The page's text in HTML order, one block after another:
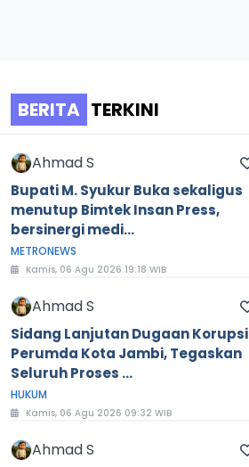
BERITA TERKINI
Ahmad S
Bupati M. Syukur Buka sekaligus
menutup Bimtek Insan Press,
bersinergi medi...
METRONEWS
Kamis, 06 Agu 2026 19:18 WIB
Ahmad S
Sidang Lanjutan Dugaan Korupsi
Perumda Kota Jambi, Tegaskan
Seluruh Proses ...
HUKUM
Kamis, 06 Agu 2026 09:32 WIB
Ahmad S